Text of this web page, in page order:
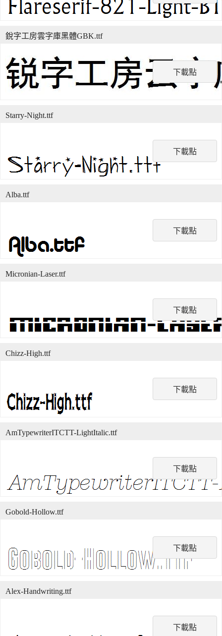
下載點
銳字工房雲字庫黑體GBK.ttf
下載點
Starry-Night.ttf
下載點
Alba.ttf
下載點
Micronian-Laser.ttf
下載點
Chizz-High.ttf
下載點
AmTypewriterITCTT-LightItalic.ttf
下載點
Gobold-Hollow.ttf
下載點
Alex-Handwriting.ttf